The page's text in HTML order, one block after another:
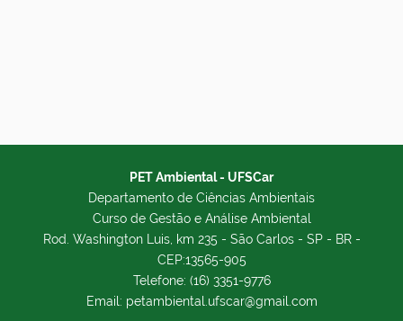
PET Ambiental - UFSCar
Departamento de Ciências Ambientais
Curso de Gestão e Análise Ambiental
Rod. Washington Luis, km 235 - São Carlos - SP - BR -
CEP:13565-905
Telefone: (16) 3351-9776
Email: petambiental.ufscar@gmail.com